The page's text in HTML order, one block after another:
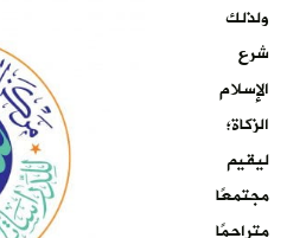
ولذلك
شرع
الإسلام
الزكاة؛
ليقيم
مجتمعًا